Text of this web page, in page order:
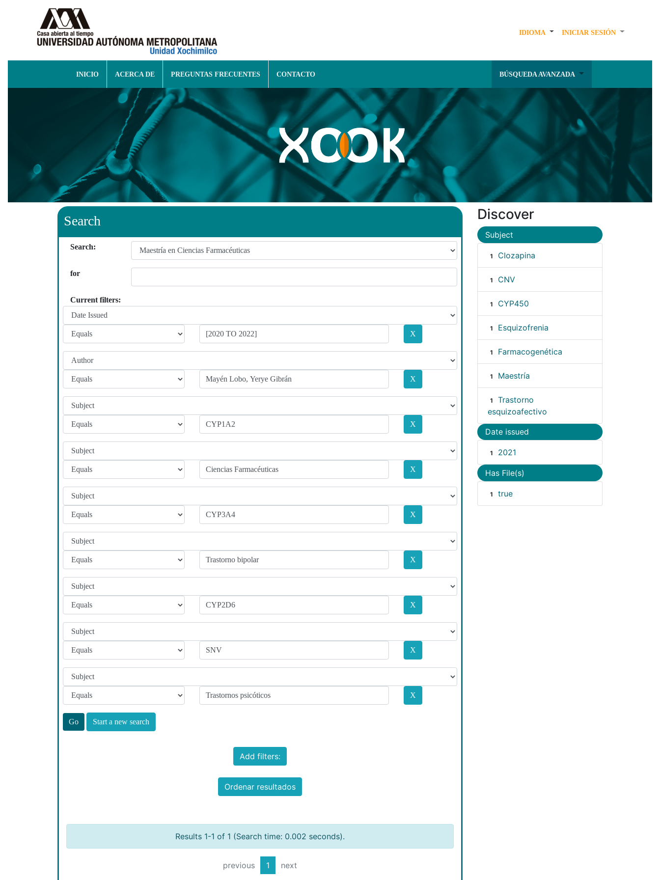
IDIOMA INICIAR SESIÓN
INICIO ACERCA DE PREGUNTAS FRECUENTES CONTACTO BÚSQUEDA AVANZADA
Search
Search:
for
Current filters:
Start a new search
Add filters:
Ordenar resultados
Results 1-1 of 1 (Search time: 0.002 seconds).
previous 1 next
Discover
Subject
1 Clozapina
1 CNV
1 CYP450
1 Esquizofrenia
1 Farmacogenética
1 Maestría
1
Trastorno
esquizoafectivo
Date issued
1 2021
Has File(s)
1 true